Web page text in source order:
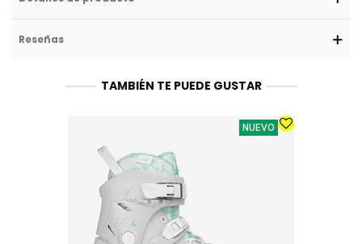
Reseñas
TAMBIÉN TE PUEDE GUSTAR
NUEVO